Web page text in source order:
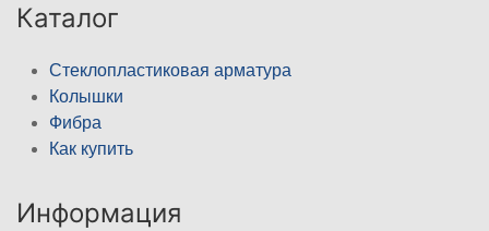
Каталог
Стеклопластиковая арматура
Колышки
Фибра
Как купить
Информация